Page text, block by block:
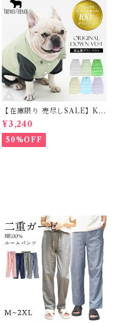
【在庫限り 売尽しSALE】K
M952Tダウンベスト 100%ダ
ウン・フェザー 犬 犬服 ダウン
ジャケット ベスト フレンチブ
ルドッグ 冬服 極暖 暖かい 可
¥3,240
50%OFF